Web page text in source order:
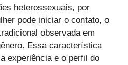
heterossexuais, por
pode iniciar o contato, o
observada em
Essa característica
experiência e o perfil do